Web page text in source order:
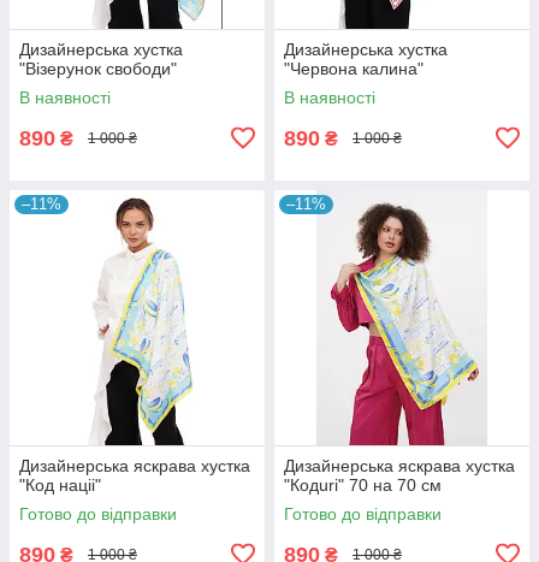
Дизайнерська хустка
"Візерунок свободи"
В наявності
890 ₴ 1 000 ₴
Дизайнерська хустка
"Червона калина"
В наявності
890 ₴ 1 000 ₴
–11%
Дизайнерська яскрава хустка
"Код націі"
Готово до відправки
890 ₴ 1 000 ₴
–11%
Дизайнерська яскрава хустка
"Кодuri" 70 на 70 см
Готово до відправки
890 ₴ 1 000 ₴